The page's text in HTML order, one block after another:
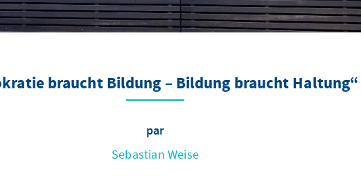
braucht Bildung – Bildung braucht Haltung“
par
Sebastian Weise